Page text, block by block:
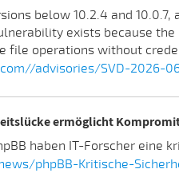
below 10.2.4 and
exists because
file operations without
advisories/SVD-2026-
ermöglicht
haben IT-Forscher eine
phpBB-Kritische-